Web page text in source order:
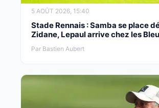
5 AOÛT 2026, 15:40
Stade Rennais : Samba se place
Zidane, Lepaul arrive chez les
Par Bastien Aubert